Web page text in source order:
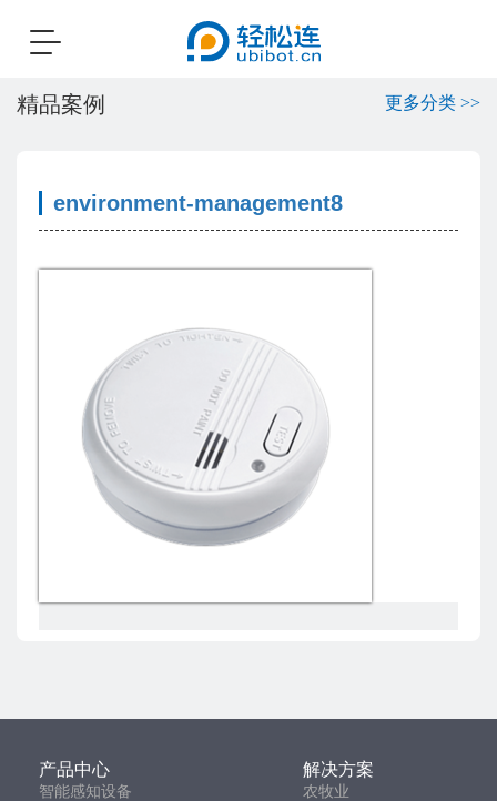
Toggle
精品案例 更多分类 >>
environment-management8
产品中心 解决方案
智能感知设备
农牧业